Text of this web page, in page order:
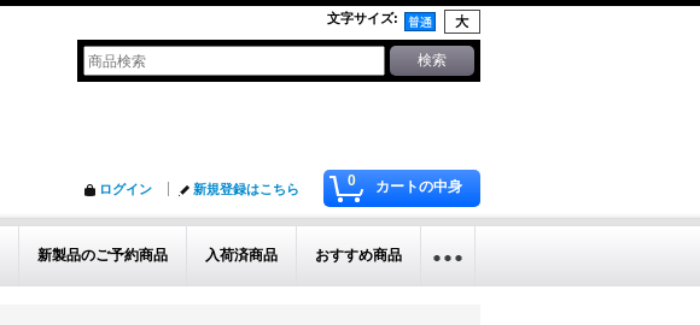
文字サイズ:
0 カートの中身
ログイン 新規登録はこちら
新製品のご予約商品 入荷済商品 おすすめ商品